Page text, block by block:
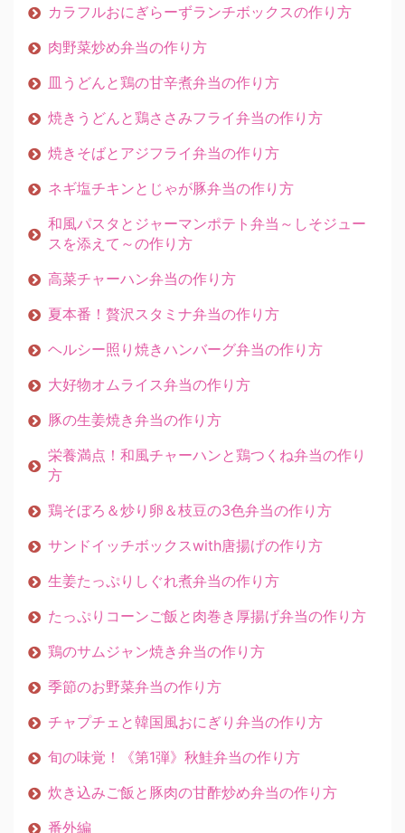
カラフルおにぎらーずランチボックスの作り方
肉野菜炒め弁当の作り方
皿うどんと鶏の甘辛煮弁当の作り方
焼きうどんと鶏ささみフライ弁当の作り方
焼きそばとアジフライ弁当の作り方
ネギ塩チキンとじゃが豚弁当の作り方
和風パスタとジャーマンポテト弁当～しそジュー
スを添えて～の作り方
高菜チャーハン弁当の作り方
夏本番！贅沢スタミナ弁当の作り方
ヘルシー照り焼きハンバーグ弁当の作り方
大好物オムライス弁当の作り方
豚の生姜焼き弁当の作り方
栄養満点！和風チャーハンと鶏つくね弁当の作り
方
鶏そぼろ＆炒り卵＆枝豆の3色弁当の作り方
サンドイッチボックスwith唐揚げの作り方
生姜たっぷりしぐれ煮弁当の作り方
たっぷりコーンご飯と肉巻き厚揚げ弁当の作り方
鶏のサムジャン焼き弁当の作り方
季節のお野菜弁当の作り方
チャプチェと韓国風おにぎり弁当の作り方
旬の味覚！《第1弾》秋鮭弁当の作り方
炊き込みご飯と豚肉の甘酢炒め弁当の作り方
番外編